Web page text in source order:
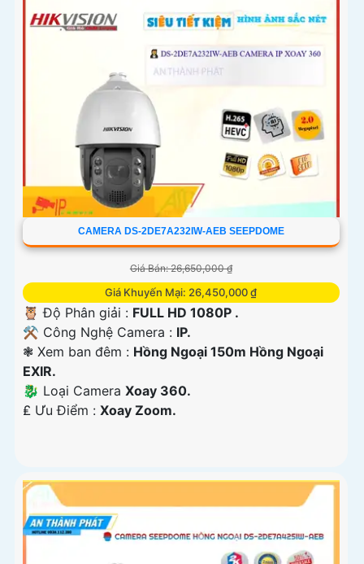
CAMERA DS-2DE7A232IW-AEB SEEPDOME
Giá Bán: 26,650,000 ₫
Giá Khuyến Mại: 26,450,000 ₫
🦉 Độ Phân giải : FULL HD 1080P .
⚒ Công Nghệ Camera : IP.
❃ Xem ban đêm : Hồng Ngoại 150m Hồng Ngoại
EXIR.
🐉️ Loại Camera Xoay 360.
️₤ Ưu Điểm : Xoay Zoom.